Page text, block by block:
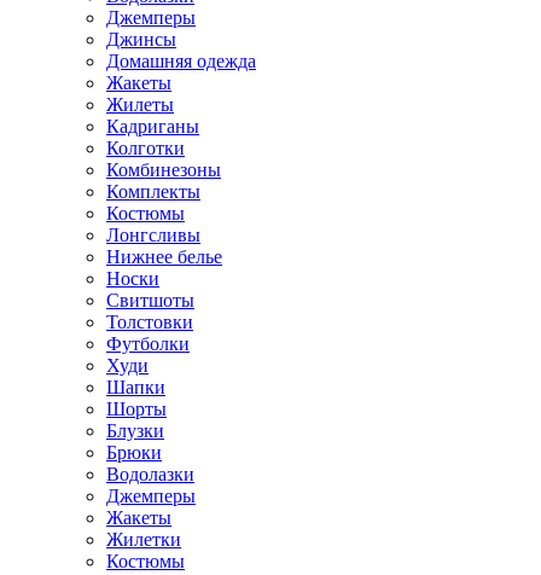
Джемперы
Джинсы
Домашняя одежда
Жакеты
Жилеты
Кадриганы
Колготки
Комбинезоны
Комплекты
Костюмы
Лонгсливы
Нижнее белье
Носки
Свитшоты
Толстовки
Футболки
Худи
Шапки
Шорты
Блузки
Брюки
Водолазки
Джемперы
Жакеты
Жилетки
Костюмы